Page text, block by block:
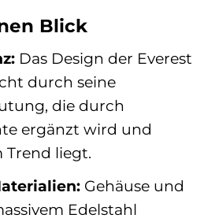
Blick
Das Design der Everest
durch seine
die durch
ergänzt wird und
liegt.
Gehäuse und
Edelstahl